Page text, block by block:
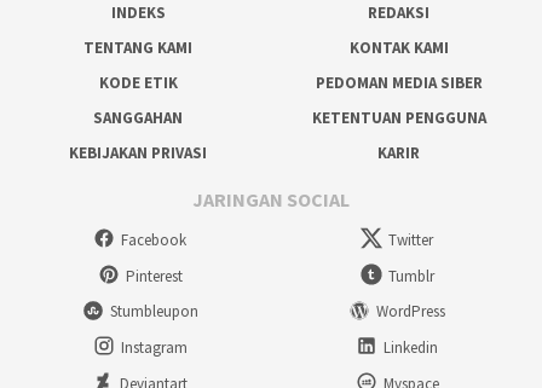
INDEKS
REDAKSI
TENTANG KAMI
KONTAK KAMI
KODE ETIK
PEDOMAN MEDIA SIBER
SANGGAHAN
KETENTUAN PENGGUNA
KEBIJAKAN PRIVASI
KARIR
JARINGAN SOCIAL
Facebook
Twitter
Pinterest
Tumblr
Stumbleupon
WordPress
Instagram
Linkedin
Deviantart
Myspace